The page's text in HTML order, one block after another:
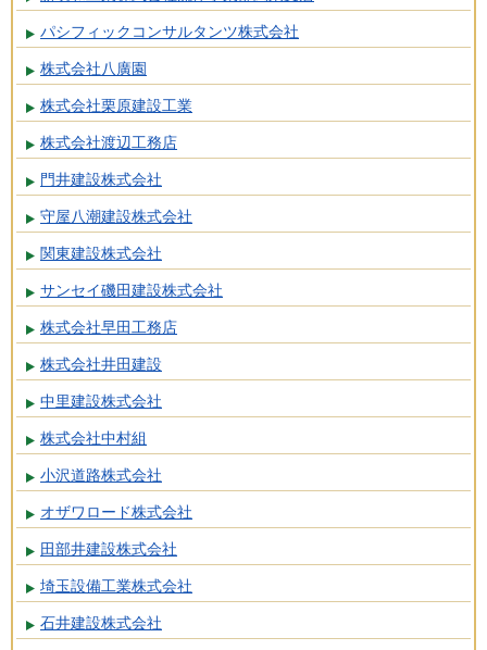
パシフィックコンサルタンツ株式会社
株式会社八廣園
株式会社栗原建設工業
株式会社渡辺工務店
門井建設株式会社
守屋八潮建設株式会社
関東建設株式会社
サンセイ磯田建設株式会社
株式会社早田工務店
株式会社井田建設
中里建設株式会社
株式会社中村組
小沢道路株式会社
オザワロード株式会社
田部井建設株式会社
埼玉設備工業株式会社
石井建設株式会社